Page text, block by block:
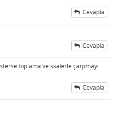
Cevapla
Cevapla
toplama ve skalerle çarpmayı
Cevapla